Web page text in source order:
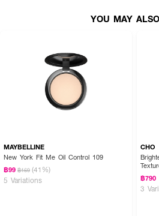
YOU MAY
MAYBELLINE
New York Fit Me Oil Control 109
฿99 ฿169 (41%)
5 Variations
CHO
฿790
3